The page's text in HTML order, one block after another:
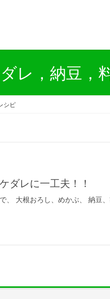
レ，納豆，
シピ
ダレに一工夫！！
、 大根おろし、めかぶ、 納豆